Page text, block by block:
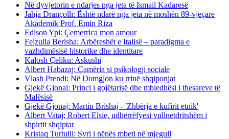
Në dyvjetorin e ndarjes nga jeta të Ismail Kadaresë
Jahja Drançolli: Është ndarë nga jeta në moshën 89-vjeçare
Akademik Prof. Emin Riza
Edison Ypi: Çemerrica mon amour
Fejzulla Berisha: Arbëreshët e Italisë – paradigma e
vazhdimësisë historike dhe identitare
Kalosh Çeliku: Askushi
Albert Habazaj: Çamëria si psikologji sociale
Vlash Prendi: Në Domgjon ku rrinë shqiponjat
Gjekë Gjonaj: Princi i gojëtarisë dhe mbledhësi i thesareve të
Malësisë
Gjekë Gjonaj: Martin Brishaj - 'Zhbërja e kufirit etnik'
Albert Vataj: Robert Elsie, udhërrëfyesi vullnetdritshëm i
shpirtit shqiptar
Kristaq Turtulli: Syri i nënës mbeti në mjegull